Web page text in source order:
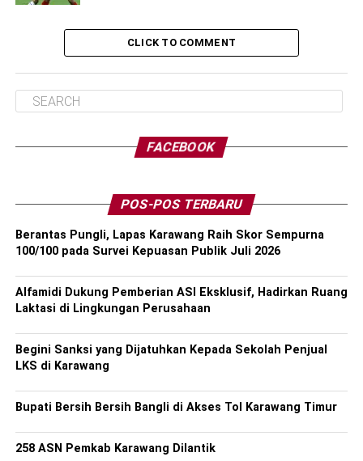
CLICK TO COMMENT
FACEBOOK
POS-POS TERBARU
Berantas Pungli, Lapas Karawang Raih Skor Sempurna
100/100 pada Survei Kepuasan Publik Juli 2026
Alfamidi Dukung Pemberian ASI Eksklusif, Hadirkan Ruang
Laktasi di Lingkungan Perusahaan
Begini Sanksi yang Dijatuhkan Kepada Sekolah Penjual
LKS di Karawang
Bupati Bersih Bersih Bangli di Akses Tol Karawang Timur
258 ASN Pemkab Karawang Dilantik